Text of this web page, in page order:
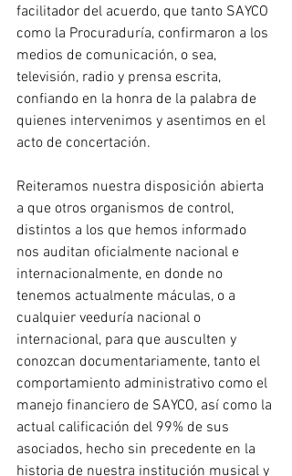
facilitador del acuerdo, que tanto SAYCO
como la Procuraduría, confirmaron a los
medios de comunicación, o sea,
televisión, radio y prensa escrita,
confiando en la honra de la palabra de
quienes intervenimos y asentimos en el
acto de concertación.
Reiteramos nuestra disposición abierta
a que otros organismos de control,
distintos a los que hemos informado
nos auditan oficialmente nacional e
internacionalmente, en donde no
tenemos actualmente máculas, o a
cualquier veeduría nacional o
internacional, para que ausculten y
conozcan documentariamente, tanto el
comportamiento administrativo como el
manejo financiero de SAYCO, así como la
actual calificación del 99% de sus
asociados, hecho sin precedente en la
historia de nuestra institución musical y